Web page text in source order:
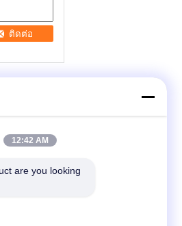
ติดต่อ
12:42 AM
are you looking